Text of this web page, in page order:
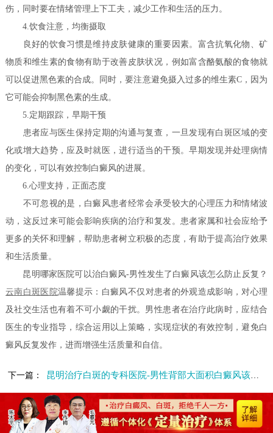
伤，同时要在情绪管理上下工夫，减少工作和生活的压力。
4.饮食注意，均衡摄取
良好的饮食习惯是维持皮肤健康的重要因素。富含抗氧化物、矿
物质和维生素的食物有助于改善皮肤状况，例如富含酪氨酸的食物就
可以促进黑色素的合成。同时，要注意避免摄入过多的维生素C，因为
它可能会抑制黑色素的生成。
5.定期跟踪，早期干预
患者应与医生保持定期的沟通与复查，一旦发现有白斑区域的变
化或增大趋势，应及时就医，进行适当的干预。早期发现并处理病情
的变化，可以有效控制白癜风的进展。
6.心理支持，正面态度
不可忽视的是，白癜风患者经常会承受较大的心理压力和情绪波
动，这反过来可能会影响疾病的治疗和复发。患者家属和社会应给予
更多的关怀和理解，帮助患者树立积极的态度，有助于提高治疗效果
和生活质量。
昆明哪家医院可以治白癜风-男性发生了白癜风该怎么防止反复？
云南白斑医院温馨提示：白癜风不仅对患者的外观造成影响，对心理
及社交生活也有着不可小觑的干扰。男性患者在治疗此病时，应结合
医生的专业指导，综合运用以上策略，实现症状的有效控制，避免白
癜风反复发作，进而增强生活质量和自信。
下一篇： 昆明治疗白斑的专科医院-男性背部大面积白癜风该怎么护理